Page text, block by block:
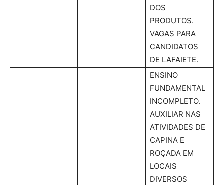
DOS
PRODUTOS.
VAGAS PARA
CANDIDATOS
DE LAFAIETE.
ENSINO
FUNDAMENTAL
INCOMPLETO.
AUXILIAR NAS
ATIVIDADES DE
CAPINA E
ROÇADA EM
LOCAIS
DIVERSOS